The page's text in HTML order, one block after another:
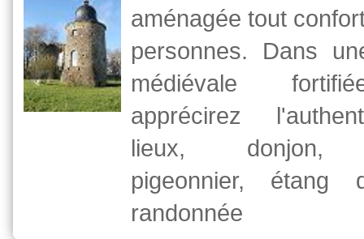
aménagée tout
personnes. Dans
médiévale
apprécirez
lieux, donjon,
pigeonnier, étang
randonnée